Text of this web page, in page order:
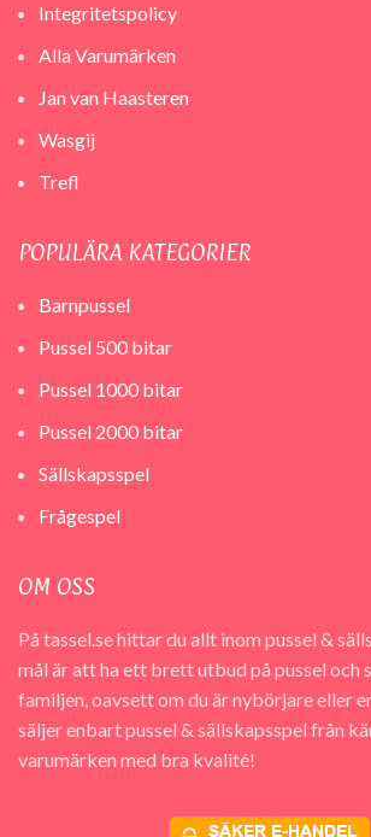
Integritetspolicy
Alla Varumärken
Jan van Haasteren
Wasgij
Trefl
POPULÄRA KATEGORIER
Barnpussel
Pussel 500 bitar
Pussel 1000 bitar
Pussel 2000 bitar
Sällskapsspel
Frågespel
OM OSS
På tassel.se hittar du allt inom pussel &
mål är att ha ett brett utbud på pussel och
familjen, oavsett om du är nybörjare eller
säljer enbart pussel & sällskapsspel från
varumärken med bra kvalité!